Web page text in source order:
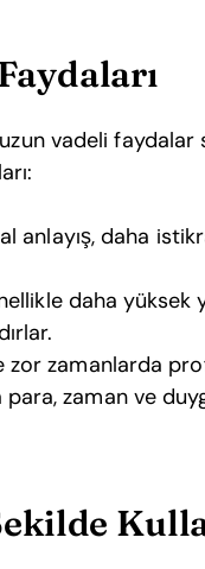
vadeli faydalar
daha
daha yüksek
zamanlarda
zaman ve